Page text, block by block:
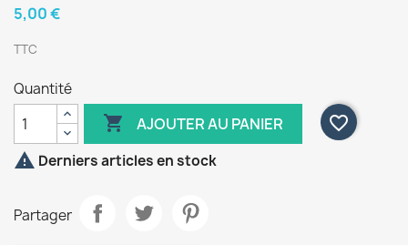
5,00 €
TTC
Quantité
 AJOUTER AU PANIER
favorite_border
 Derniers articles en stock
Partager